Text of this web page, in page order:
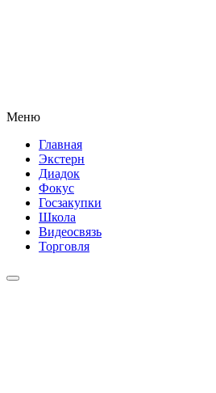
Меню
Главная
Экстерн
Диадок
Фокус
Госзакупки
Школа
Видеосвязь
Торговля